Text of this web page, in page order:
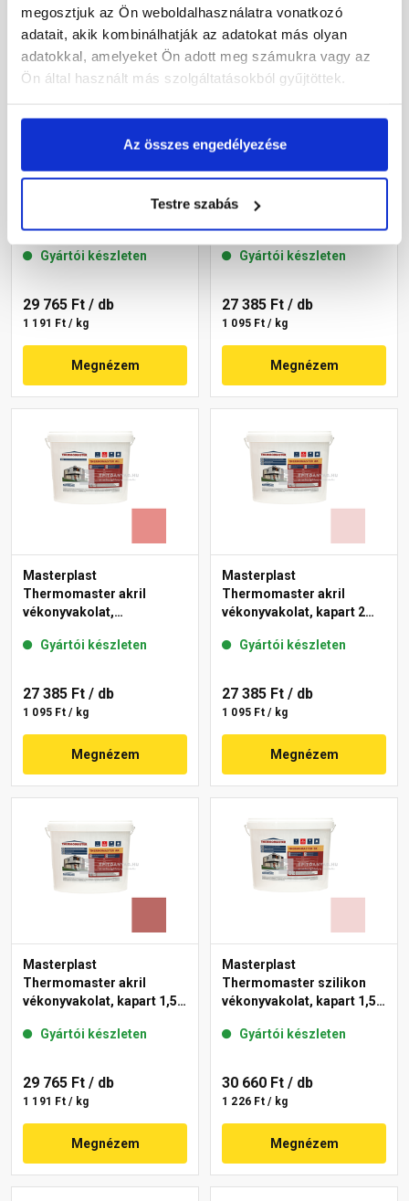
megosztjuk az Ön weboldalhasználatra vonatkozó
adatait, akik kombinálhatják az adatokat más olyan
adatokkal, amelyeket Ön adott meg számukra vagy az
Ön által használt más szolgáltatásokból gyűjtöttek.
Az összes engedélyezése
Testre szabás
mm 22-C 25 kg
Gyártói készleten
29 765 Ft / db
1 191 Ft / kg
Megnézem
Thermomaster akril
mm 22-D 25 kg
Gyártói készleten
27 385 Ft / db
1 095 Ft / kg
Megnézem
Masterplast
Thermomaster akril
vékonyvakolat,
22-D 25 kg
Gyártói készleten
27 385 Ft / db
1 095 Ft / kg
Megnézem
Masterplast
Thermomaster akril
vékonyvakolat, kapart 2
Gyártói készleten
27 385 Ft / db
1 095 Ft / kg
Megnézem
Masterplast
Thermomaster akril
vékonyvakolat, kapart 1,5
Gyártói készleten
29 765 Ft / db
1 191 Ft / kg
Megnézem
Masterplast
Thermomaster szilikon
vékonyvakolat, kapart 1,5
Gyártói készleten
30 660 Ft / db
1 226 Ft / kg
Megnézem